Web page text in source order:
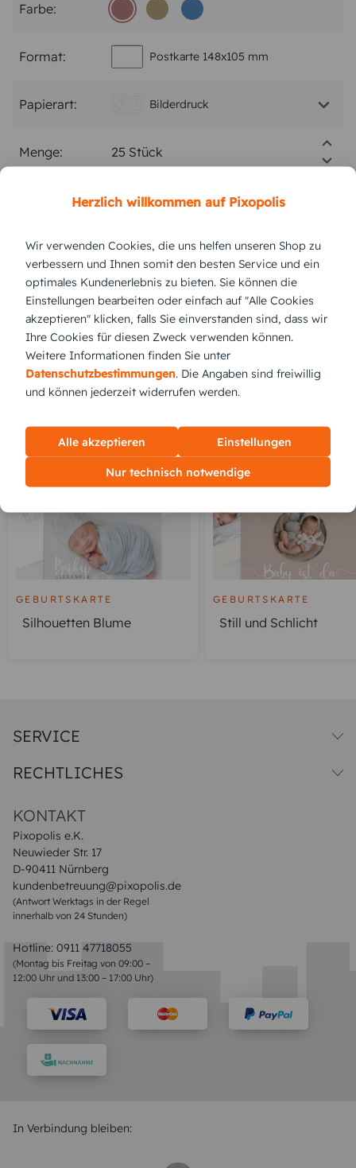
Farbe:
Format: Postkarte 148x105 mm
Papierart: Bilderdruck
Menge:
Stückpreis: 0,88 €
Gesamtpreis: 22,00 € Inkl. MwSt. zzgl. Versand
Versand vsl. Dienstag, 11.8.2026
jetzt gestalten
KUNDEN GEFÄLLT AUCH
GEBURTSKARTE
Silhouetten Blume
GEBURTSKARTE
Still und Schlicht
KONTAKT
Pixopolis e.K.
Neuwieder Str. 17
D-90411 Nürnberg
kundenbetreuung@pixopolis.de
(Antwort Werktags in der Regel
innerhalb von 24 Stunden)
Hotline: 0911 47718055
(Montag bis Freitag von 09:00 –
12:00 Uhr und 13:00 – 17:00 Uhr)
SERVICE
Druck & Qualitat
RECHTLICHES
Impressum & AGB
In Verbindung bleiben:
Herzlich willkommen auf Pixopolis
Wir verwenden Cookies, die uns helfen unseren Shop zu
verbessern und Ihnen somit den besten Service und ein
optimales Kundenerlebnis zu bieten. Sie können die
Einstellungen bearbeiten oder einfach auf "Alle Cookies
akzeptieren" klicken, falls Sie einverstanden sind, dass wir
Ihre Cookies für diesen Zweck verwenden können.
Weitere Informationen finden Sie unter
Datenschutzbestimmungen. Die Angaben sind freiwillig
und können jederzeit widerrufen werden.
Alle akzeptieren Einstellungen
Nur technisch notwendige